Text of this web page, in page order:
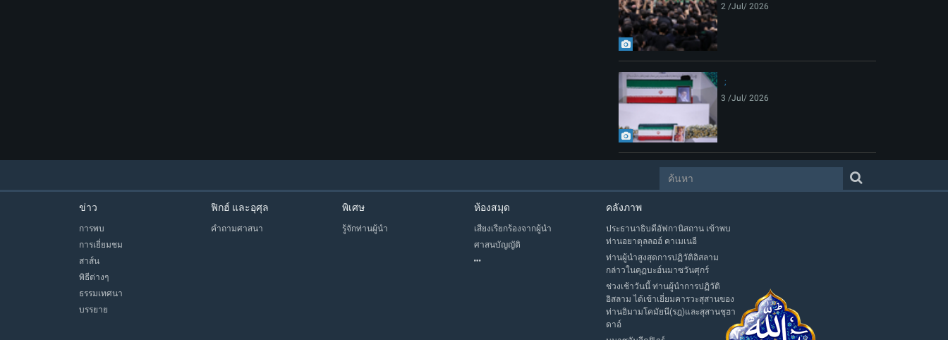
2 /Jul/ 2026
3 /Jul/ 2026
ข่าว
การพบ
การเยี่ยมชม
สาส์น
พิธีต่างๆ
ธรรมเทศนา
บรรยาย
ฟิกฮ์ และอุศุล
คำถามศาสนา
พิเศษ
รู้จักท่านผู้นำ
ห้องสมุด
เสียงเรียกร้องจากผู้นำ
ศาสนบัญญัติ
คลังภาพ
ประธานาธิบดีอัฟกานิสถาน เข้าพบ
ท่านอยาตุลลอฮ์ คาเมเนอี
ท่านผู้นำสูงสุดการปฏิวัติอิสลาม
กล่าวในคุฏบะฮ์นมาซวันศุกร์
ช่วงเช้าวันนี้ ท่านผู้นำการปฏิวัติ
อิสลาม ได้เข้าเยี่ยมคารวะสุสานของ
ท่านอิมามโคมัยนี(รฎ)และสุสานชุฮา
ดาอ์